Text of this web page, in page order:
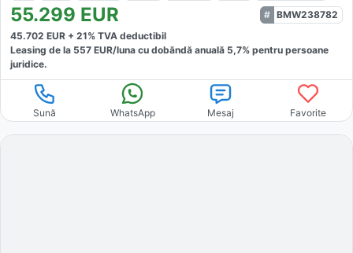
55.299 EUR
BMW238782
45.702 EUR + 21% TVA deductibil
Leasing de la 557 EUR/luna cu dobăndă anuală 5,7% pentru persoane
juridice.
Sună WhatsApp Mesaj Favorite